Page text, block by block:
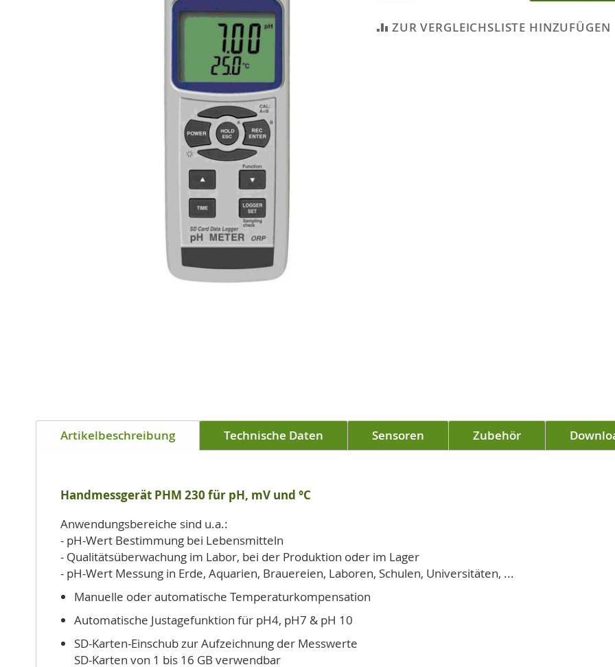
Anfang
ZUR VERGLEICHSLISTE HINZUFÜGEN
Artikelbeschreibung Technische Daten Sensoren Zubehör
Handmessgerät PHM 230 für pH, mV und °C
Anwendungsbereiche sind u.a.:
- pH-Wert Bestimmung bei Lebensmitteln
- Qualitätsüberwachung im Labor, bei der Produktion oder im Lager
- pH-Wert Messung in Erde, Aquarien, Brauereien, Laboren, Schulen, Universitäten, ...
Manuelle oder automatische Temperaturkompensation
Automatische Justagefunktion für pH4, pH7 & pH 10
SD-Karten-Einschub zur Aufzeichnung der Messwerte
SD-Karten von 1 bis 16 GB verwendbar